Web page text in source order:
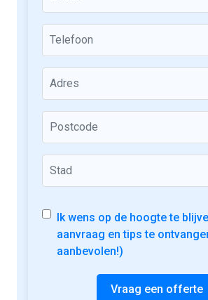
Ik wens op de hoogte te
aanvraag en tips te
aanbevolen!)
Vraag een offerte